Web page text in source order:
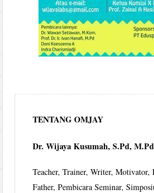
TENTANG OMJAY
Dr. Wijaya Kusumah, S.Pd, M.Pd
Teacher, Trainer, Writer, Motivator,
Father, Pembicara Seminar,